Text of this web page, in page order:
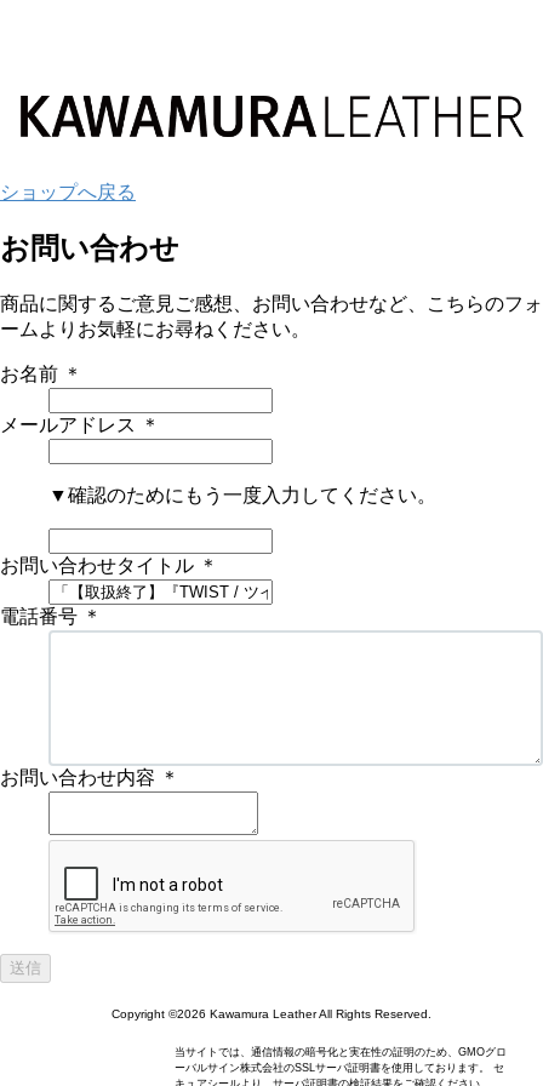
ショップへ戻る
お問い合わせ
商品に関するご意見ご感想、お問い合わせなど、こちらのフォ
ームよりお気軽にお尋ねください。
お名前 ＊
メールアドレス ＊
▼確認のためにもう一度入力してください。
お問い合わせタイトル ＊
電話番号 ＊
お問い合わせ内容 ＊
Copyright ©2026 Kawamura Leather All Rights Reserved.
当サイトでは、通信情報の暗号化と実在性の証明のため、GMOグロ
ーバルサイン株式会社のSSLサーバ証明書を使用しております。 セ